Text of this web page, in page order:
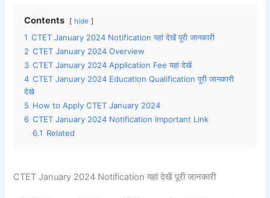
Contents hide
1 CTET January 2024 Notification यहां देखें पूरी जानकारी
2 CTET January 2024 Overview
3 CTET January 2024 Application Fee यहां देखें
4 CTET January 2024 Education Qualification पूरी जानकारी
देखे
5 How to Apply CTET January 2024
6 CTET January 2024 Notification Important Link
6.1 Related
CTET January 2024 Notification यहां देखें पूरी जानकारी